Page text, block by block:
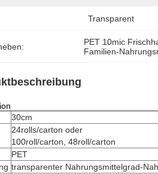
Transparent
PET 10mic
Familien-
30cm
24rolls/carton oder
100roll/carton, 48roll/carton
PET
transparenter Nahrungsmittelgrad-